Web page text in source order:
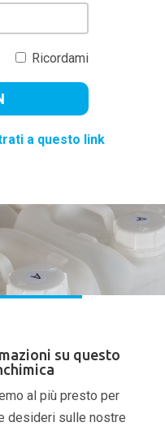
Ricordami
a questo link
su questo
al più presto per
desideri sulle nostre